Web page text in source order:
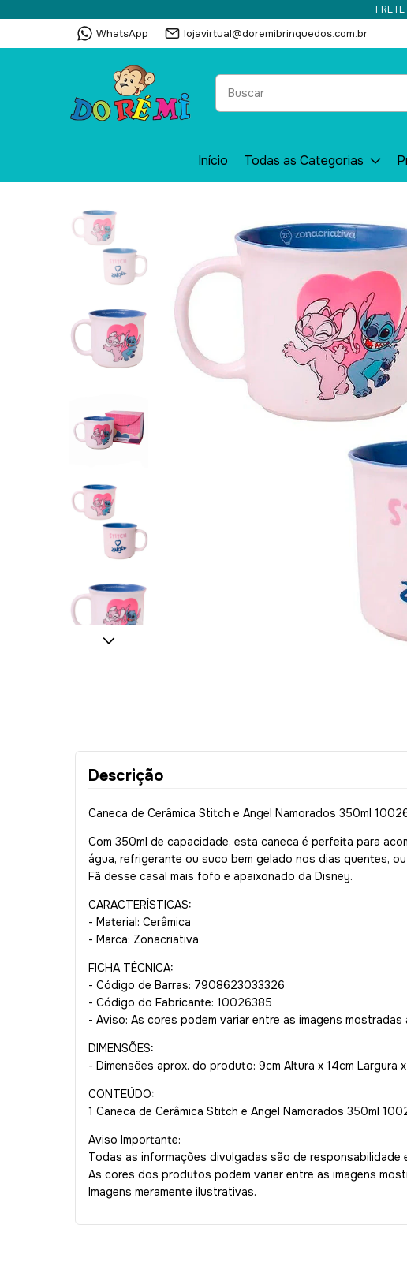
WhatsApp lojavirtual@doremibrinquedos.com.br
Início Todas as Categorias
Descrição
Caneca de Cerâmica Stitch e Angel Namorados 350ml
Com 350ml de capacidade, esta caneca é perfeita para
gua, refrigerante ou suco bem gelado nos dias quentes,
Fã desse casal mais fofo e apaixonado da Disney.
CARACTERÍSTICAS:
- Material: Cerâmica
- Marca: Zonacriativa
FICHA TÉCNICA:
- Código de Barras: 7908623033326
- Código do Fabricante: 10026385
- Aviso: As cores podem variar entre as imagens
DIMENSÕES:
- Dimensões aprox. do produto: 9cm Altura x 14cm Largura
CONTEÚDO:
1 Caneca de Cerâmica Stitch e Angel Namorados 350ml
Aviso Importante:
Todas as informações divulgadas são de
As cores dos produtos podem variar entre as imagens
Imagens meramente ilustrativas.